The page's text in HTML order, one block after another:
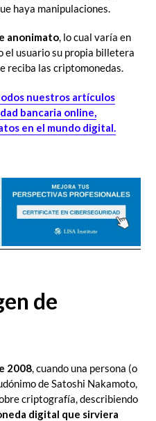
haya manipulaciones.
anonimato, lo cual varía en
el usuario su propia billetera
reciba las criptomonedas.
nuestros artículos
bancaria online,
en el mundo digital.
de
2008, cuando una persona (o
de Satoshi Nakamoto,
criptografía, describiendo
digital que sirviera